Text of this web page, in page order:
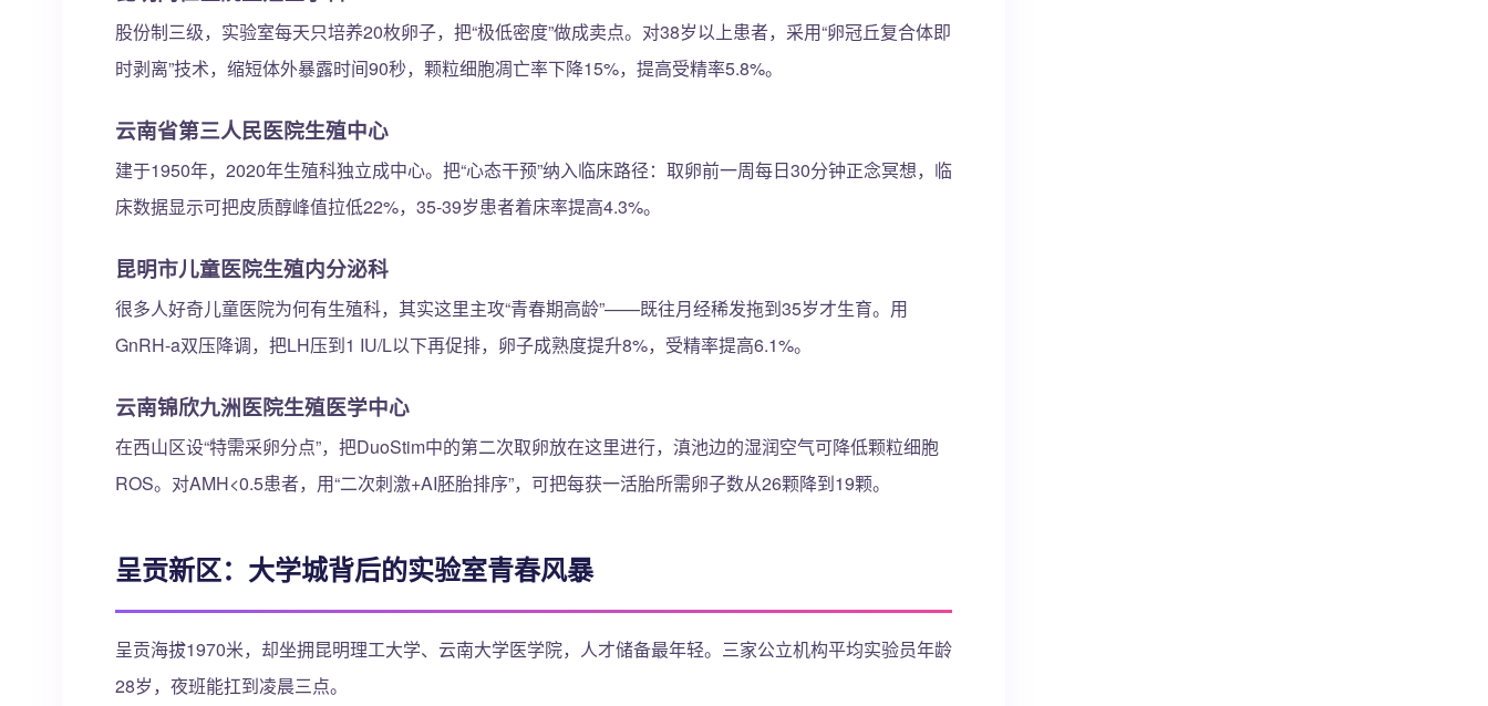
股份制三级，实验室每天只培养20枚卵子，把“极低密度”做成卖点。对38岁以上患者，采用“卵冠丘复合体即
时剥离”技术，缩短体外暴露时间90秒，颗粒细胞凋亡率下降15%，提高受精率5.8%。
云南省第三人民医院生殖中心
建于1950年，2020年生殖科独立成中心。把“心态干预”纳入临床路径：取卵前一周每日30分钟正念冥想，临
床数据显示可把皮质醇峰值拉低22%，35-39岁患者着床率提高4.3%。
昆明市儿童医院生殖内分泌科
很多人好奇儿童医院为何有生殖科，其实这里主攻“青春期高龄”——既往月经稀发拖到35岁才生育。用
GnRH-a双压降调，把LH压到1 IU/L以下再促排，卵子成熟度提升8%，受精率提高6.1%。
云南锦欣九洲医院生殖医学中心
在西山区设“特需采卵分点”，把DuoStim中的第二次取卵放在这里进行，滇池边的湿润空气可降低颗粒细胞
ROS。对AMH<0.5患者，用“二次刺激+AI胚胎排序”，可把每获一活胎所需卵子数从26颗降到19颗。
呈贡新区：大学城背后的实验室青春风暴
呈贡海拔1970米，却坐拥昆明理工大学、云南大学医学院，人才储备最年轻。三家公立机构平均实验员年龄
28岁，夜班能扛到凌晨三点。